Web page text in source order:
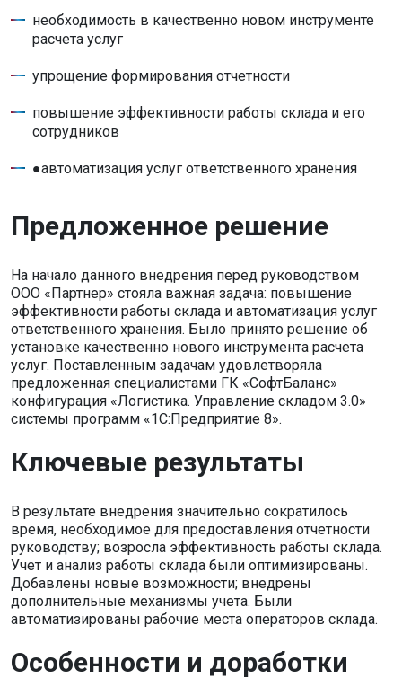
необходимость в качественно новом инструменте
расчета услуг
упрощение формирования отчетности
повышение эффективности работы склада и его
сотрудников
●автоматизация услуг ответственного хранения
Предложенное решение
На начало данного внедрения перед руководством
ООО «Партнер» стояла важная задача: повышение
эффективности работы склада и автоматизация услуг
ответственного хранения. Было принято решение об
установке качественно нового инструмента расчета
услуг. Поставленным задачам удовлетворяла
предложенная специалистами ГК «СофтБаланс»
конфигурация «Логистика. Управление складом 3.0»
системы программ «1С:Предприятие 8».
Ключевые результаты
В результате внедрения значительно сократилось
время, необходимое для предоставления отчетности
руководству; возросла эффективность работы склада.
Учет и анализ работы склада были оптимизированы.
Добавлены новые возможности; внедрены
дополнительные механизмы учета. Были
автоматизированы рабочие места операторов склада.
Особенности и доработки